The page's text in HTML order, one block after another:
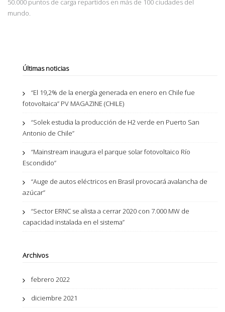
50.000 puntos de carga repartidos en más de 100 ciudades del
mundo.
Últimas noticias
“El 19,2% de la energía generada en enero en Chile fue
fotovoltaica” PV MAGAZINE (CHILE)
“Solek estudia la producción de H2 verde en Puerto San
Antonio de Chile”
“Mainstream inaugura el parque solar fotovoltaico Río
Escondido”
“Auge de autos eléctricos en Brasil provocará avalancha de
azúcar”
“Sector ERNC se alista a cerrar 2020 con 7.000 MW de
capacidad instalada en el sistema”
Archivos
febrero 2022
diciembre 2021